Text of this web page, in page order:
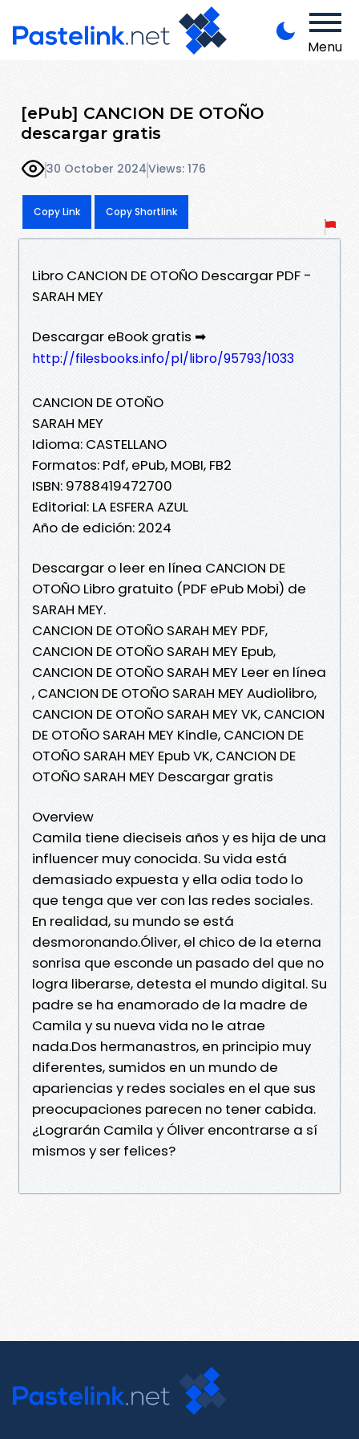
Menu
[ePub] CANCION DE OTOÑO
descargar gratis
30 October 2024Views: 176
Copy Link Copy Shortlink
Libro CANCION DE OTOÑO Descargar PDF -
SARAH MEY
Descargar eBook gratis ➡
http://filesbooks.info/pl/libro/95793/1033
CANCION DE OTOÑO
SARAH MEY
Idioma: CASTELLANO
Formatos: Pdf, ePub, MOBI, FB2
ISBN: 9788419472700
Editorial: LA ESFERA AZUL
Año de edición: 2024
Descargar o leer en línea CANCION DE
OTOÑO Libro gratuito (PDF ePub Mobi) de
SARAH MEY.
CANCION DE OTOÑO SARAH MEY PDF,
CANCION DE OTOÑO SARAH MEY Epub,
CANCION DE OTOÑO SARAH MEY Leer en línea
, CANCION DE OTOÑO SARAH MEY Audiolibro,
CANCION DE OTOÑO SARAH MEY VK, CANCION
DE OTOÑO SARAH MEY Kindle, CANCION DE
OTOÑO SARAH MEY Epub VK, CANCION DE
OTOÑO SARAH MEY Descargar gratis
Overview
Camila tiene dieciseis años y es hija de una
influencer muy conocida. Su vida está
demasiado expuesta y ella odia todo lo
que tenga que ver con las redes sociales.
En realidad, su mundo se está
desmoronando.Óliver, el chico de la eterna
sonrisa que esconde un pasado del que no
logra liberarse, detesta el mundo digital. Su
padre se ha enamorado de la madre de
Camila y su nueva vida no le atrae
nada.Dos hermanastros, en principio muy
diferentes, sumidos en un mundo de
apariencias y redes sociales en el que sus
preocupaciones parecen no tener cabida.
¿Lograrán Camila y Óliver encontrarse a sí
mismos y ser felices?